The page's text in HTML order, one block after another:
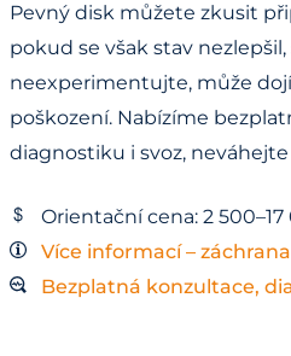
Pevný disk můžete zkusit
pokud se však stav
neexperimentujte, může
poškození. Nabízíme
diagnostiku i svoz,
Orientační cena: 2
Více informací –
Bezplatná konzultace,